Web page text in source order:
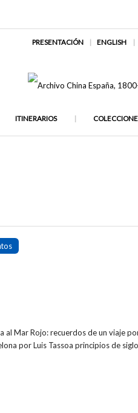
PRESENTACIÓN ENGLISH
ITINERARIOS
al Mar Rojo: recuerdos de un viaje
por Luis Tassoa principios de